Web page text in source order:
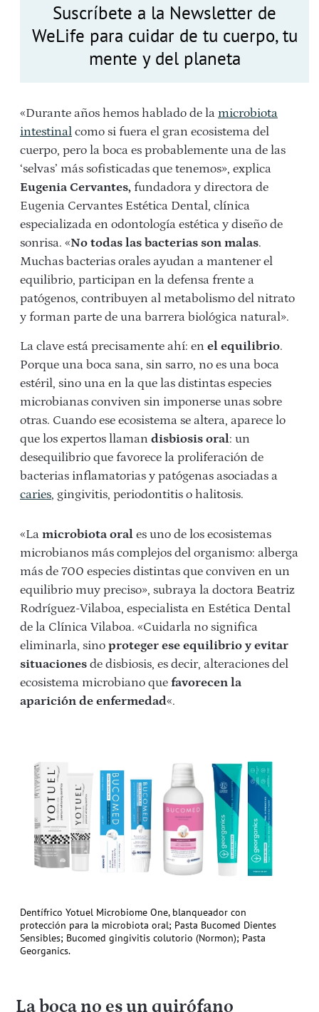
Suscríbete a la Newsletter de
WeLife para cuidar de tu cuerpo, tu
mente y del planeta
«Durante años hemos hablado de la microbiota
intestinal como si fuera el gran ecosistema del
cuerpo, pero la boca es probablemente una de las
‘selvas’ más sofisticadas que tenemos», explica
Eugenia Cervantes, fundadora y directora de
Eugenia Cervantes Estética Dental, clínica
especializada en odontología estética y diseño de
sonrisa. «No todas las bacterias son malas.
Muchas bacterias orales ayudan a mantener el
equilibrio, participan en la defensa frente a
patógenos, contribuyen al metabolismo del nitrato
y forman parte de una barrera biológica natural».
La clave está precisamente ahí: en el equilibrio.
Porque una boca sana, sin sarro, no es una boca
estéril, sino una en la que las distintas especies
microbianas conviven sin imponerse unas sobre
otras. Cuando ese ecosistema se altera, aparece lo
que los expertos llaman disbiosis oral: un
desequilibrio que favorece la proliferación de
bacterias inflamatorias y patógenas asociadas a
caries, gingivitis, periodontitis o halitosis.
«La microbiota oral es uno de los ecosistemas
microbianos más complejos del organismo: alberga
más de 700 especies distintas que conviven en un
equilibrio muy preciso», subraya la doctora Beatriz
Rodríguez-Vilaboa, especialista en Estética Dental
de la Clínica Vilaboa. «Cuidarla no significa
eliminarla, sino proteger ese equilibrio y evitar
situaciones de disbiosis, es decir, alteraciones del
ecosistema microbiano que favorecen la
aparición de enfermedad«.
Dentífrico Yotuel Microbiome One, blanqueador con
protección para la microbiota oral; Pasta Bucomed Dientes
Sensibles; Bucomed gingivitis colutorio (Normon); Pasta
Georganics.
La boca no es un quirófano